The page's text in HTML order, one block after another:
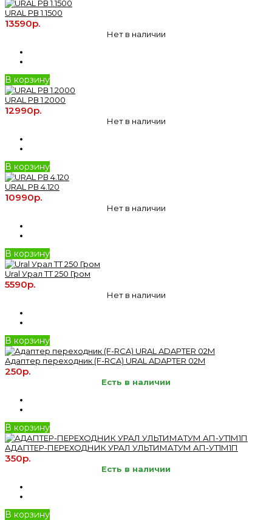
URAL РВ 1.1500
13590р.
Нет в наличии
В корзину
URAL РВ 1.2000
12990р.
Нет в наличии
В корзину
URAL РВ 4.120
10990р.
Нет в наличии
В корзину
Ural Урал ТТ 250 Гром
5590р.
Нет в наличии
В корзину
Адаптер переходник (F-RCA) URAL ADAPTER 02M
250р.
Есть в наличии
В корзину
АДАПТЕР-ПЕРЕХОДНИК УРАЛ УЛЬТИМАТУМ АП-УТ1М1П
350р.
Есть в наличии
В корзину